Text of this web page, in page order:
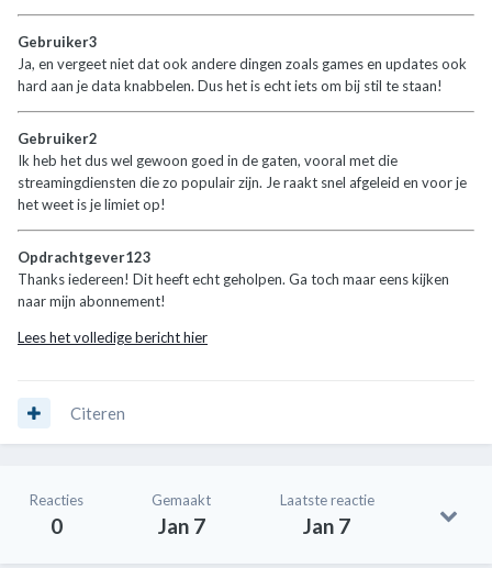
Gebruiker3
Ja, en vergeet niet dat ook andere dingen zoals games en updates ook
hard aan je data knabbelen. Dus het is echt iets om bij stil te staan!
Gebruiker2
Ik heb het dus wel gewoon goed in de gaten, vooral met die
streamingdiensten die zo populair zijn. Je raakt snel afgeleid en voor je
het weet is je limiet op!
Opdrachtgever123
Thanks iedereen! Dit heeft echt geholpen. Ga toch maar eens kijken
naar mijn abonnement!
Lees het volledige bericht hier
Citeren
Reacties
0
Gemaakt
Jan 7
Laatste reactie
Jan 7